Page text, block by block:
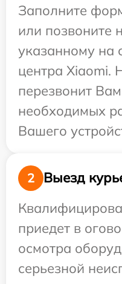
Заполните
или позвоните
указанному на
центра Xiaomi.
перезвонит
необходимых
Вашего
2
Выезд
приедет в
осмотра
серьезной